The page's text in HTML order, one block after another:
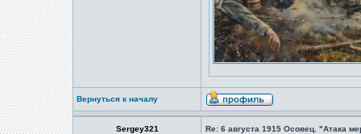
Вернуться к началу
Sergey321 Re: 6 августа 1915 Осовец. "Атака